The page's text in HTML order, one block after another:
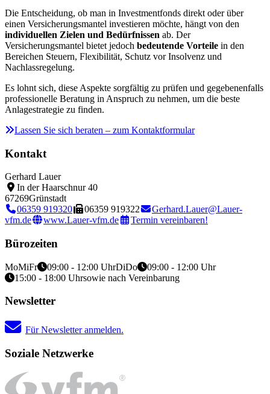
Die Entscheidung, ob man in Investmentfonds direkt oder über
einen Versicherungsmantel investieren möchte, hängt von den
individuellen Zielen und Bedürfnissen ab. Der
Versicherungsmantel bietet jedoch bedeutende Vorteile in den
Bereichen Steuern, Flexibilität, Schutz vor Insolvenz und
Nachlassregelung.
Es lohnt sich, diese Aspekte sorgfältig zu prüfen und gegebenenfalls
professionelle Beratung in Anspruch zu nehmen, um die beste
Anlagestrategie zu finden.
Lassen Sie sich beraten – zum Kontaktformular
Kontakt
Gerhard Lauer
In der Haarschnur 40
67269Grünstadt
06359 919320
06359 919322
Gerhard.Lauer@Lauer-
vfm.de
www.Lauer-vfm.de Termin vereinbaren!
Bürozeiten
MoMiFr 09:00 - 12:00 UhrDiDo
09:00 - 12:00 Uhr
15:00 - 18:00 Uhrsowie nach Vereinbarung
Newsletter
Für Newsletter anmelden.
Soziale Netzwerke